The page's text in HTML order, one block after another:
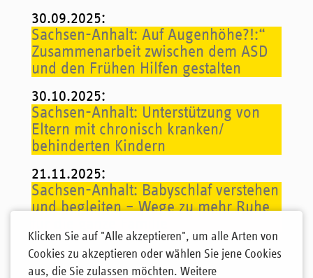
30.09.2025:
Sachsen-Anhalt: Auf Augenhöhe?!:“
Zusammenarbeit zwischen dem ASD
und den Frühen Hilfen gestalten
30.10.2025:
Sachsen-Anhalt: Unterstützung von
Eltern mit chronisch kranken/
behinderten Kindern
21.11.2025:
Sachsen-Anhalt: Babyschlaf verstehen
und begleiten – Wege zu mehr Ruhe
Klicken Sie auf "Alle akzeptieren", um alle Arten von
Cookies zu akzeptieren oder wählen Sie jene Cookies
aus, die Sie zulassen möchten. Weitere